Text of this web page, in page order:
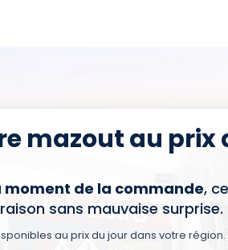
mazout au prix
moment de la commande,
sans mauvaise surprise.
au prix du jour dans votre région.